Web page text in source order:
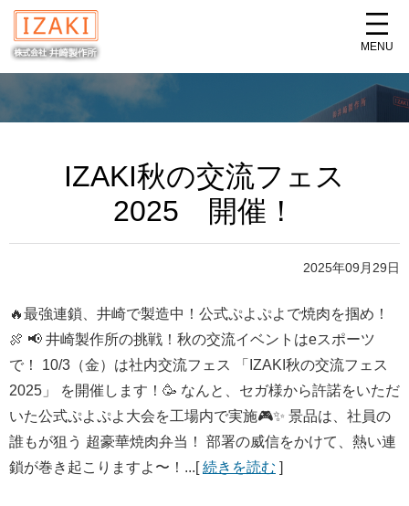
MENU
IZAKI秋の交流フェス
2025 開催！
2025年09月29日
🔥最強連鎖、井崎で製造中！公式ぷよぷよで焼肉を掴め！
🍖 📢 井崎製作所の挑戦！秋の交流イベントはeスポーツ
で！ 10/3（金）は社内交流フェス 「IZAKI秋の交流フェス
2025」 を開催します！🥳 なんと、セガ様から許諾をいただ
いた公式ぷよぷよ大会を工場内で実施🎮✨ 景品は、社員の
誰もが狙う 超豪華焼肉弁当！ 部署の威信をかけて、熱い連
鎖が巻き起こりますよ〜！...[続きを読む ]